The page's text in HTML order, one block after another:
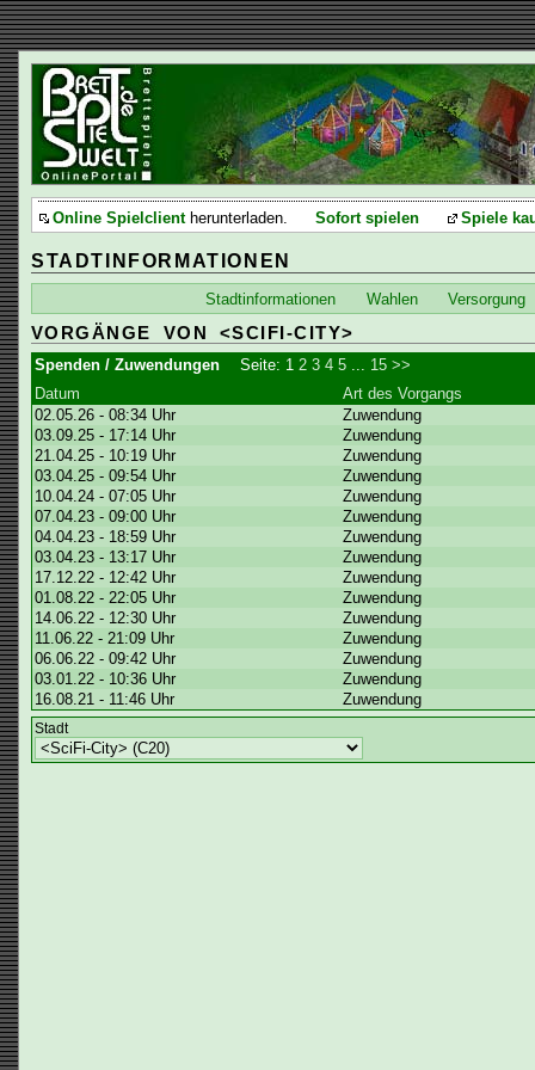
Online Spielclientherunterladen. Sofort spielen Spiele
STADTINFORMATIONEN
Stadtinformationen Wahlen Versorgung
VORGÄNGE VON <SCIFI-CITY>
Spenden / Zuwendungen Seite: 1 2 3 4 5 15 >>
Datum
Art des Vorgangs
02.05.26 - 08:34 Uhr
Zuwendung
03.09.25 - 17:14 Uhr
Zuwendung
21.04.25 - 10:19 Uhr
Zuwendung
03.04.25 - 09:54 Uhr
Zuwendung
10.04.24 - 07:05 Uhr
Zuwendung
07.04.23 - 09:00 Uhr
Zuwendung
04.04.23 - 18:59 Uhr
Zuwendung
03.04.23 - 13:17 Uhr
Zuwendung
17.12.22 - 12:42 Uhr
Zuwendung
01.08.22 - 22:05 Uhr
Zuwendung
14.06.22 - 12:30 Uhr
Zuwendung
11.06.22 - 21:09 Uhr
Zuwendung
06.06.22 - 09:42 Uhr
Zuwendung
03.01.22 - 10:36 Uhr
Zuwendung
16.08.21 - 11:46 Uhr
Zuwendung
Stadt